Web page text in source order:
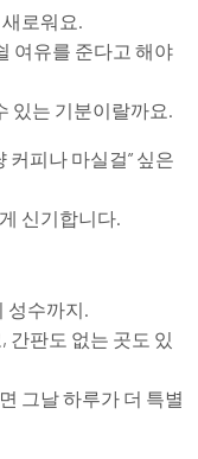
로워요.
여유를 준다고 해야
있는 기분이랄까요.
커피나 마실걸” 싶은
신기합니다.
성수까지.
간판도 없는 곳도 있
그날 하루가 더 특별